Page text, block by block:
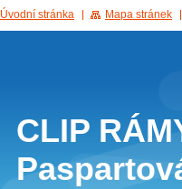
CLIP
Úvodní stránka Mapa stránek